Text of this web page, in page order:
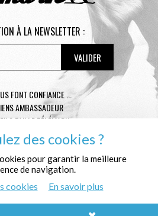
À LA NEWSLETTER :
FONT CONFIANCE ...
AMBASSADEUR
TAILLE TÉLÉMARK
GÉNÉRALES DE VENTE
LÉGALES
DE CONFIDENTIALITÉ
SOMMES NOUS ?
des cookies ?
pour garantir la meilleure
de navigation.
cookies En savoir plus